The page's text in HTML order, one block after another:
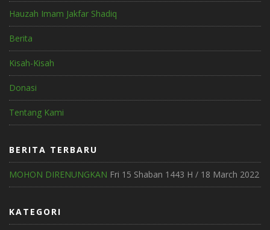
Hauzah Imam Jakfar Shadiq
Berita
Kisah-Kisah
Donasi
Tentang Kami
BERITA TERBARU
MOHON DIRENUNGKAN Fri 15 Shaban 1443 H / 18 March 2022
KATEGORI